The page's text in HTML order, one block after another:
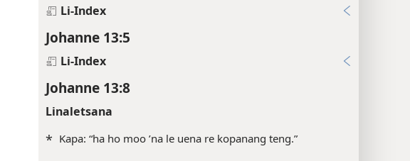
Li-Index
Johanne 13:5
Li-Index
Johanne 13:8
Linaletsana
* Kapa: “ha ho moo ’na le uena re kopanang teng.”